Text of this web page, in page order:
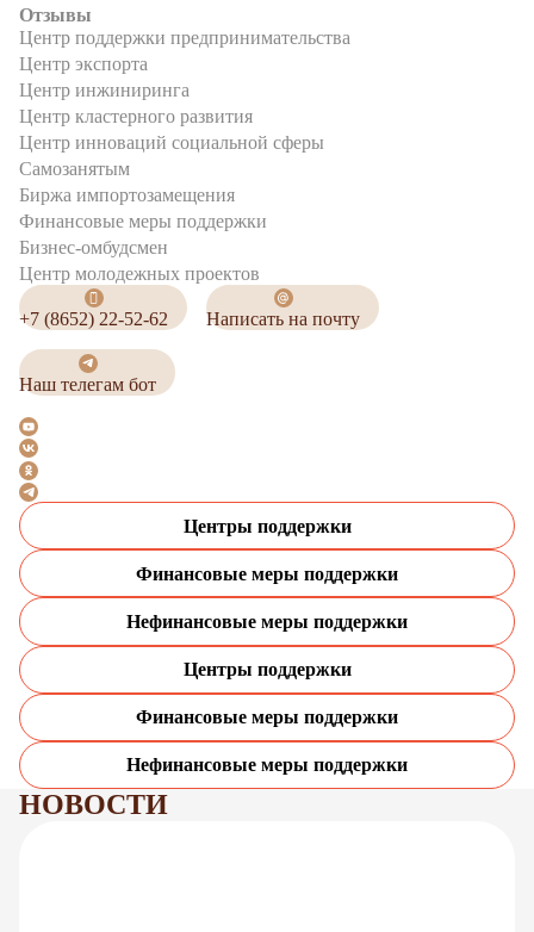
Отзывы
Центр поддержки предпринимательства
Центр экспорта
Центр инжиниринга
Центр кластерного развития
Центр инноваций социальной сферы
Cамозанятым
Биржа импортозамещения
Финансовые меры поддержки
Бизнес-омбудсмен
Центр молодежных проектов
+7 (8652) 22-52-62 Написать на почту
Наш телегам бот
Центры поддержки
Финансовые меры поддержки
Нефинансовые меры поддержки
Центры поддержки
Финансовые меры поддержки
Нефинансовые меры поддержки
НОВОСТИ